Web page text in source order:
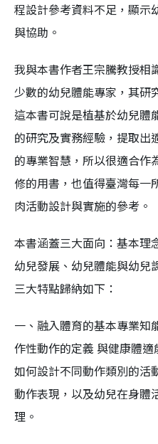
程設計參考資料不足，顯示
與協助。
我與本書作者王宗騰教授相
少數的幼兒體能專家，其研
這本書可說是植基於幼兒體
的研究及實務經驗，提取出
的專業智慧，所以很適合作
修的用書，也值得臺灣每一
肉活動設計與實施的參考。
本書涵蓋三大面向：基本理
幼兒發展、幼兒體能與幼兒
三大特點歸納如下：
一、融入體育的基本專業知
作性動作的定義 與健康體適
如何設計不同動作類別的活
動作表現，以及幼兒在身體
理。